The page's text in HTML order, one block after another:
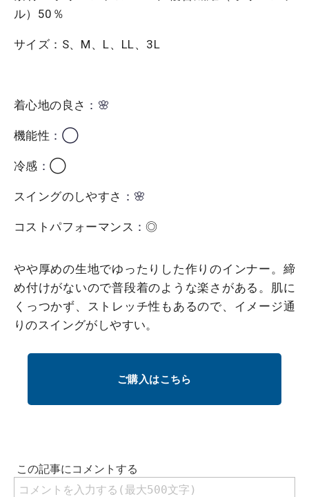
ル）50％
サイズ：S、M、L、LL、3L
着心地の良さ ：🌸
機能性 ：◯
冷感 ：◯
スイングのしやすさ ：🌸
コストパフォーマンス ：◎
やや厚めの生地でゆったりした作りのインナー。締
め付けがないので普段着のような楽さがある。肌に
くっつかず、ストレッチ性もあるので、イメージ通
りのスイングがしやすい。
ご購入はこちら